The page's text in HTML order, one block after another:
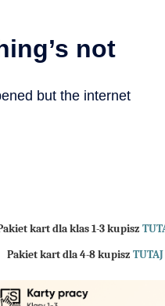
kart dla klas 1-3 kupisz
Pakiet kart dla 4-8 kupisz TUTAJ